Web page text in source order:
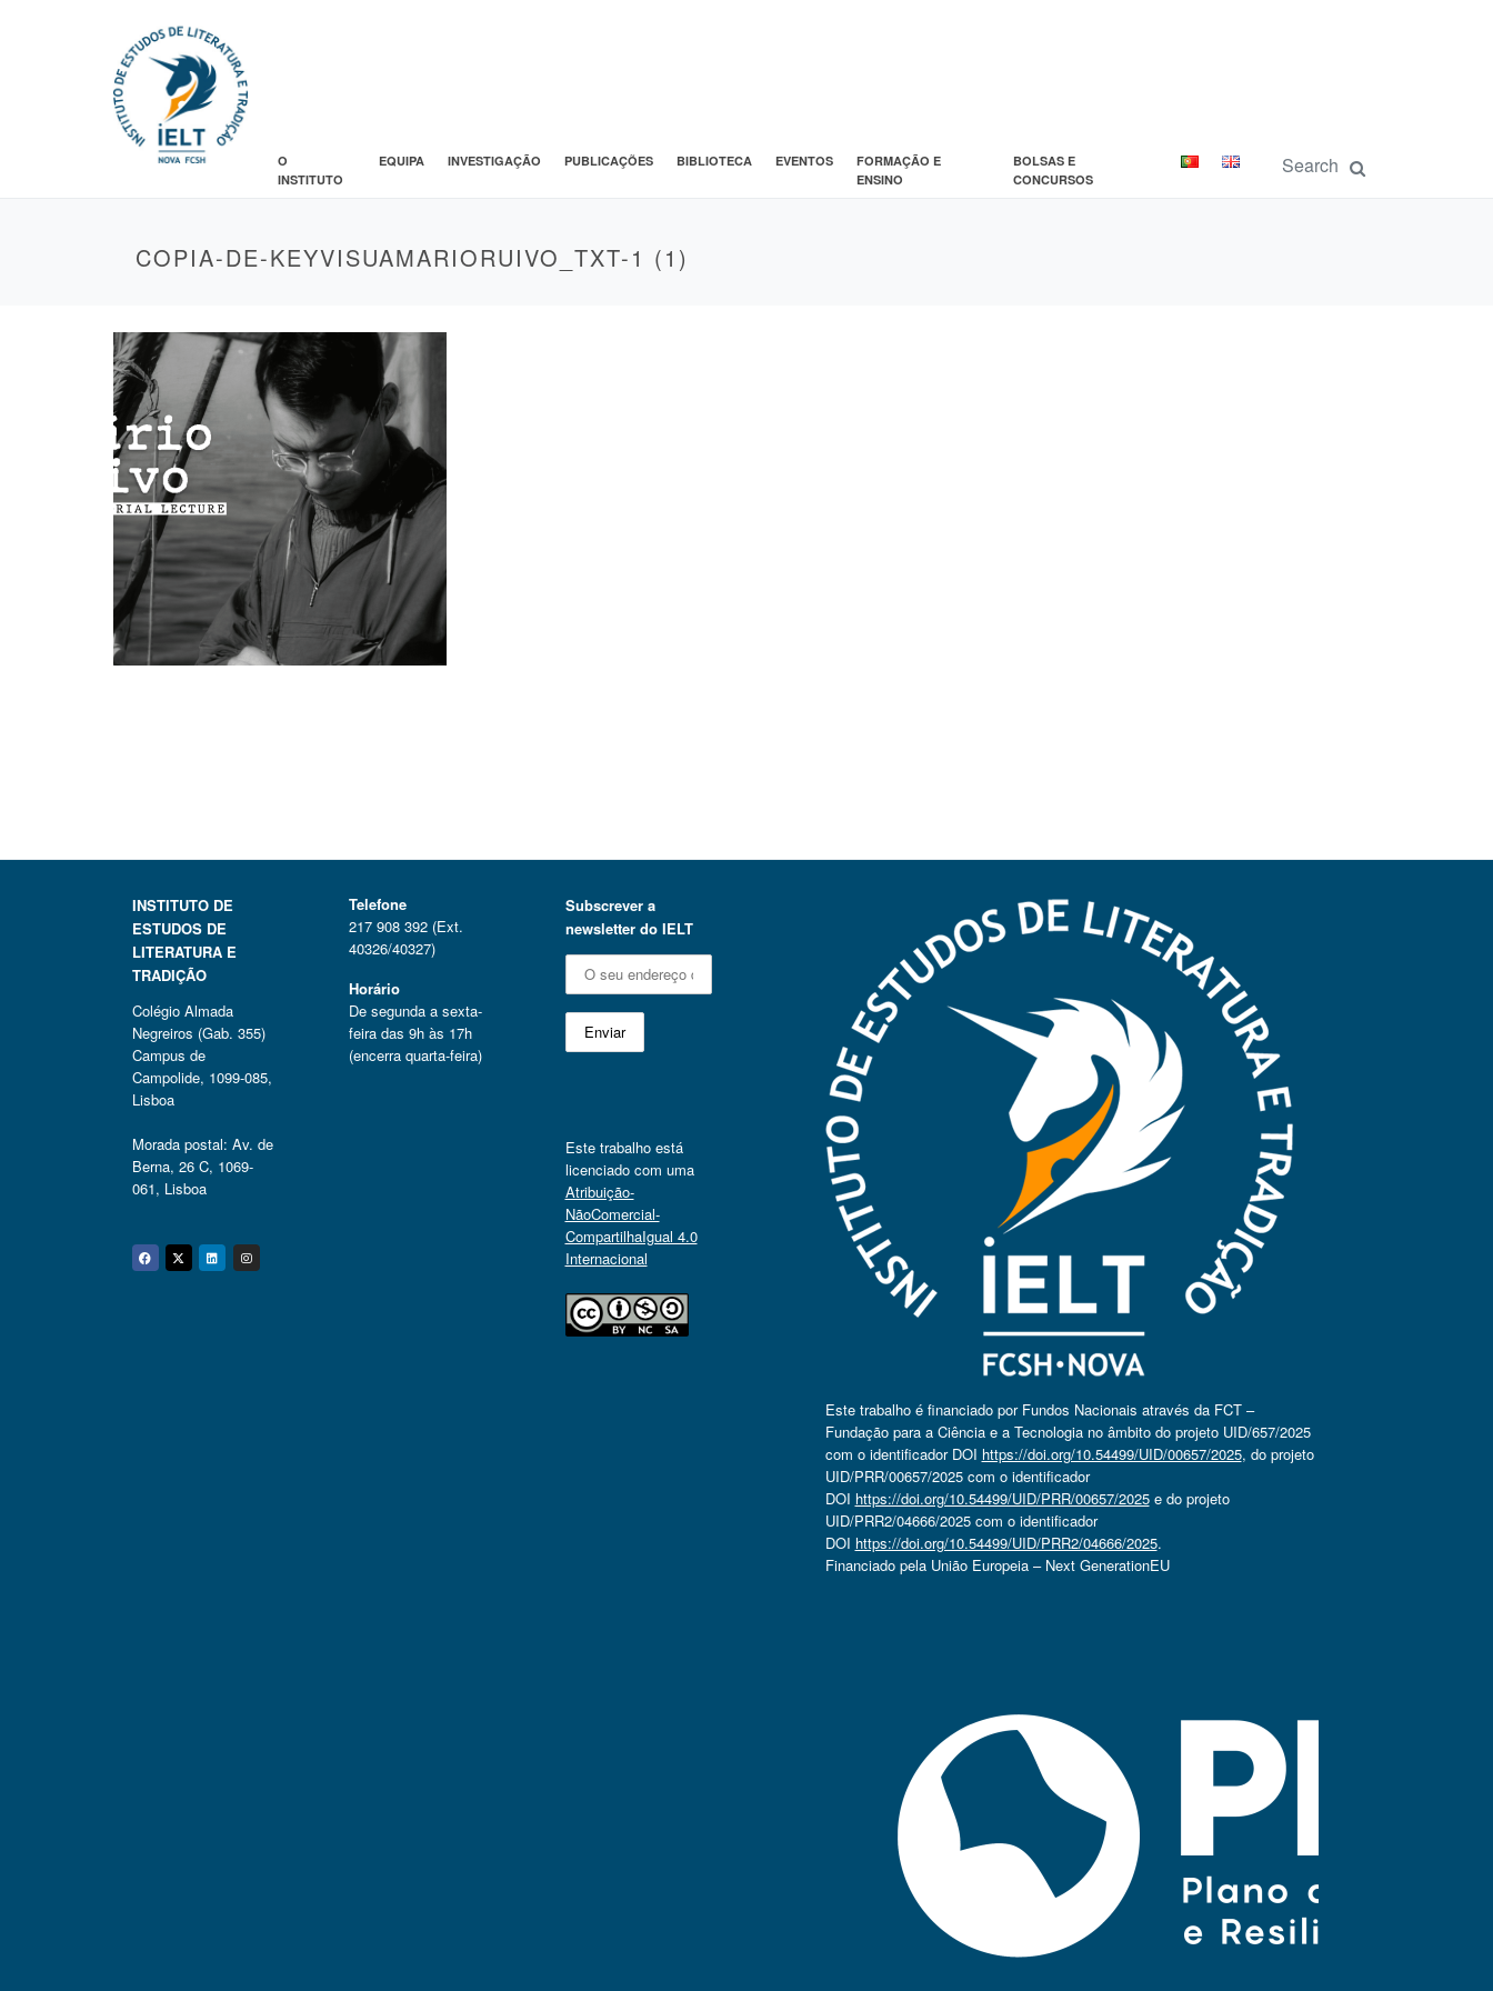
O
INSTITUTO
EQUIPA INVESTIGAÇÃO PUBLICAÇÕES BIBLIOTECA EVENTOS
FORMAÇÃO E
ENSINO
BOLSAS E
CONCURSOS
COPIA-DE-KEYVISUAMARIORUIVO_TXT-1 (1)
INSTITUTO DE
ESTUDOS DE
LITERATURA E
TRADIÇÃO
Colégio Almada
Negreiros (Gab. 355)
Campus de
Campolide, 1099-085,
Lisboa
Morada postal: Av. de
Berna, 26 C, 1069-
061, Lisboa
Facebook
Twitter
Linkedin
Instagram
Telefone
217 908 392 (Ext.
40326/40327)
Horário
De segunda a sexta-
feira das 9h às 17h
(encerra quarta-feira)
Subscrever a
newsletter do IELT
Este trabalho está
licenciado com uma
Atribuição-
NãoComercial-
CompartilhaIgual 4.0
Internacional
Este trabalho é financiado por Fundos Nacionais através da FCT –
Fundação para a Ciência e a Tecnologia no âmbito do projeto UID/657/2025
com o identificador DOI https://doi.org/10.54499/UID/00657/2025, do projeto
UID/PRR/00657/2025 com o identificador
DOI https://doi.org/10.54499/UID/PRR/00657/2025e do projeto
UID/PRR2/04666/2025 com o identificador
DOI https://doi.org/10.54499/UID/PRR2/04666/2025.
Financiado pela União Europeia – Next GenerationEU